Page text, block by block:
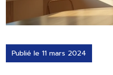
Publié le 11 mars 2024